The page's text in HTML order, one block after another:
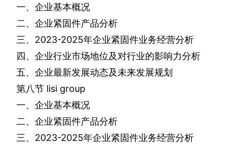
一、企业基本概况
二、企业紧固件产品分析
三、 2023-2025年企业紧固件业务经营分析
四、企业行业市场地位及对行业的影响力分析
五、企业最新发展动态及未来发展规划
第八节 lisi group
一、企业基本概况
二、企业紧固件产品分析
三、 2023-2025年企业紧固件业务经营分析